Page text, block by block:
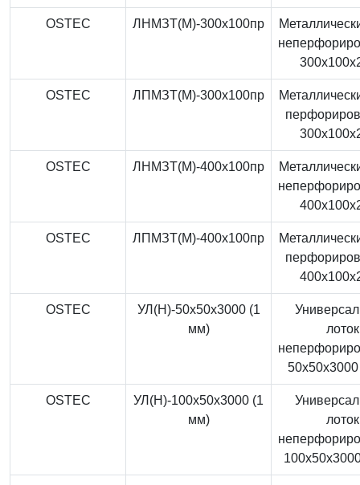
OSTEC ЛНМЗТ(М)-300x100пр
OSTEC ЛПМЗТ(М)-300x100пр
OSTEC ЛНМЗТ(М)-400x100пр
OSTEC ЛПМЗТ(М)-400x100пр
OSTEC
УЛ(Н)-50x50x3000 (1
мм)
лоток
OSTEC
УЛ(Н)-100x50x3000 (1
мм)
лоток